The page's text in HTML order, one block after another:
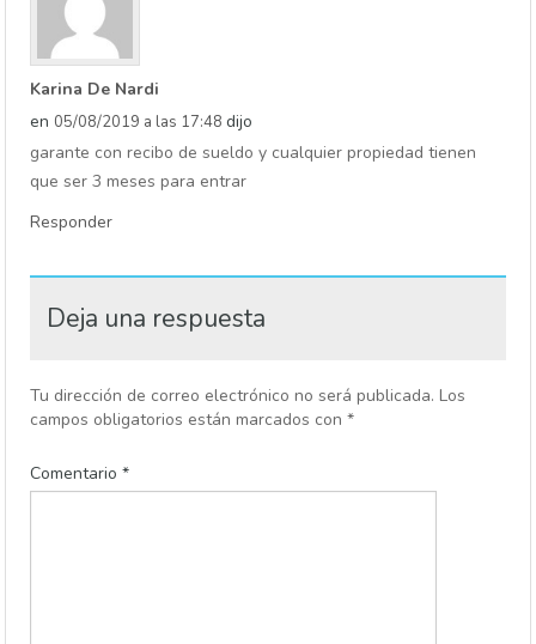
Karina De Nardi
en 05/08/2019 a las 17:48 dijo
garante con recibo de sueldo y cualquier propiedad tienen
que ser 3 meses para entrar
Responder
Deja una respuesta
Tu dirección de correo electrónico no será publicada. Los
campos obligatorios están marcados con *
Comentario *